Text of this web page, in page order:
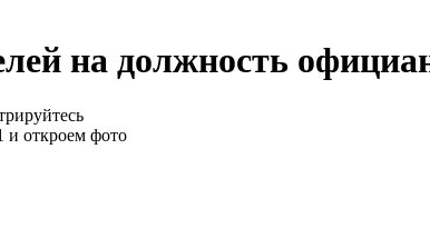
на должность
и откроем фото